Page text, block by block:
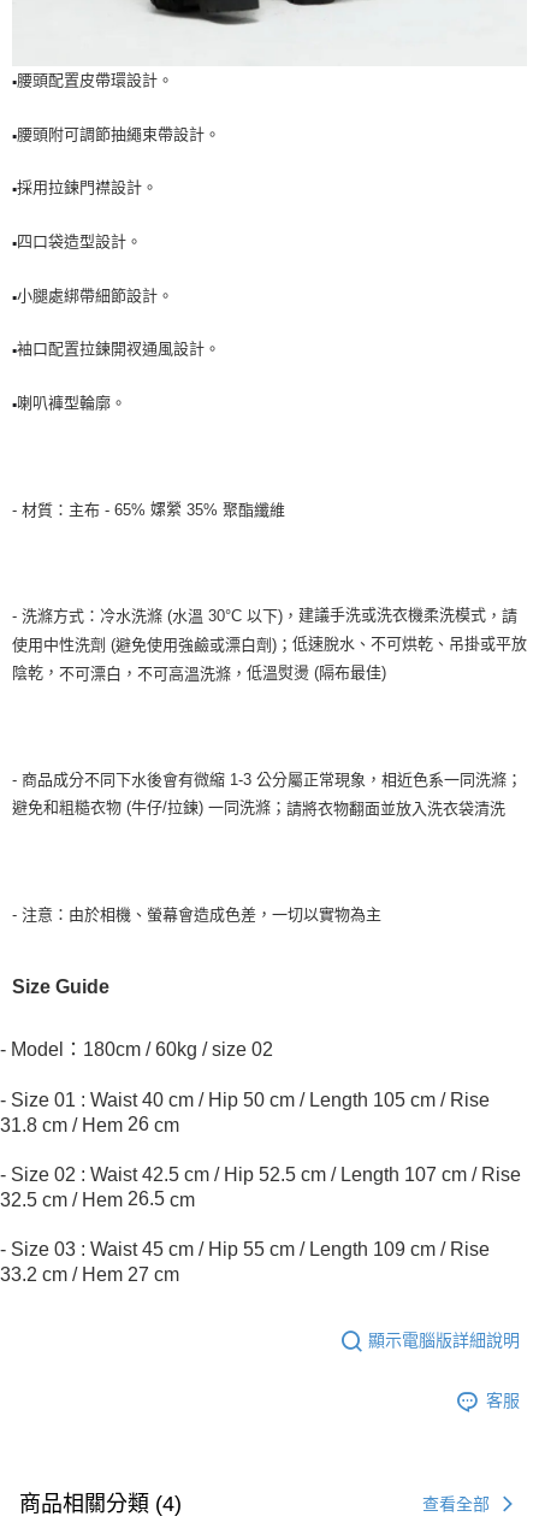
▪️腰頭配置皮帶環設計。
▪️腰頭附可調節抽繩束帶設計。
▪️採用拉鍊門襟設計。
▪️四口袋造型設計。
▪️小腿處綁帶細節設計。
▪️袖口配置拉鍊開衩通風設計。
▪️喇叭褲型輪廓。
- 材質： 主布 - 65% 嫘縈 35% 聚酯纖維
- 洗滌方式： 冷水洗滌 (水溫 30°C 以下)， 建議手洗或洗衣機柔洗模式 ，請
使用中性洗劑 (避免使用強鹼或漂白劑)； 低速脫水、不可烘乾、吊掛或平放
陰乾， 不可漂白，不可高溫洗滌， 低溫熨燙 (隔布最佳)
- 商品成分不同下水後會有微縮 1-3 公分屬正常現象，相近色系一同洗滌；
避免和粗糙衣物 (牛仔/拉鍊) 一同洗滌； 請將衣物翻面並放入洗衣袋清洗
- 注意：由於相機、螢幕會造成色差，一切以實物為主
Size Guide
- Model：180cm / 60kg / size 02
- Size 01 : Waist 40 cm / Hip 50 cm / Length 105 cm / Rise
31.8 cm /Hem 26 cm
- Size 02 : Waist 42.5 cm / Hip 52.5 cm / Length 107 cm / Rise
32.5 cm /Hem 26.5 cm
- Size 03 : Waist 45 cm / Hip 55 cm / Length 109 cm / Rise
33.2 cm /Hem 27 cm
顯示電腦版詳細說明
客服
商品相關分類 (4) 查看全部